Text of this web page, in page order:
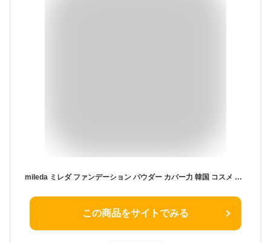
mileda ミレダ ファンデーション パウダー カバー力 韓国 コスメ ファンデ 毛穴 パフ マスク 50代 40代 30代 20代 保湿 CICA シカ プチプラ 乾燥 テカリ防止 テカらない セラミド ベージュ アイボリー サンド ／ m-992 (IVORY)
この商品をサイトでみる